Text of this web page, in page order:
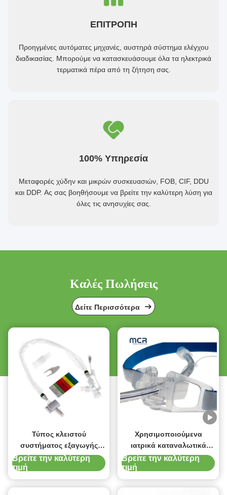
ΕΠΙΤΡΟΠΗ
Προηγμένες αυτόματες μηχανές, αυστηρά σύστημα ελέγχου
διαδικασίας. Μπορούμε να κατασκευάσουμε όλα τα ηλεκτρικά
τερματικά πέρα από τη ζήτηση σας.
100% Υπηρεσία
Μεταφορές χύδην και μικρών συσκευασιών, FOB, CIF, DDU
και DDP. Ας σας βοηθήσουμε να βρείτε την καλύτερη λύση για
όλες τις ανησυχίες σας.
Καλές Πωλήσεις
Δείτε Περισσότερα
Τύπος κλειστού
συστήματος εξαγωγής
Luer Lock
Βρείτε την καλύτερη
τιμή
Χρησιμοποιούμενα
ιατρικά καταναλωτικά
Endotracheal Tube Holder
για βελτιωμένη άνεση του
ασθενούς
Βρείτε την καλύτερη
τιμή